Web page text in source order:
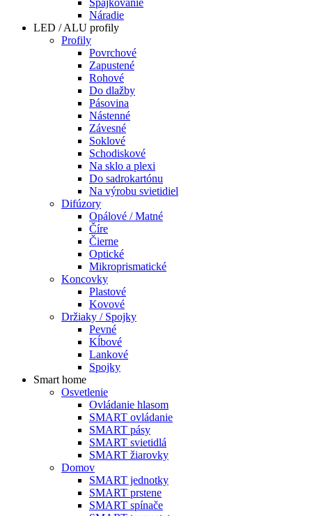
Spájkovanie
Náradie
LED / ALU profily
Profily
Povrchové
Zapustené
Rohové
Do dlažby
Pásovina
Nástenné
Závesné
Soklové
Schodiskové
Na sklo a plexi
Do sadrokartónu
Na výrobu svietidiel
Difúzory
Opálové / Matné
Číre
Čierne
Optické
Mikroprismatické
Koncovky
Plastové
Kovové
Držiaky / Spojky
Pevné
Kĺbové
Lankové
Spojky
Smart home
Osvetlenie
Ovládanie hlasom
SMART ovládanie
SMART pásy
SMART svietidlá
SMART žiarovky
Domov
SMART jednotky
SMART prstene
SMART spínače